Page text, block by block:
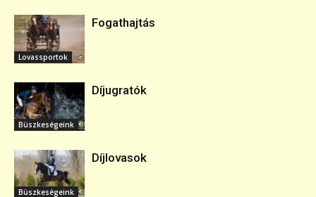
Lovassportok
Fogathajtás
Büszkeségeink
Díjugratók
Büszkeségeink
Díjlovasok